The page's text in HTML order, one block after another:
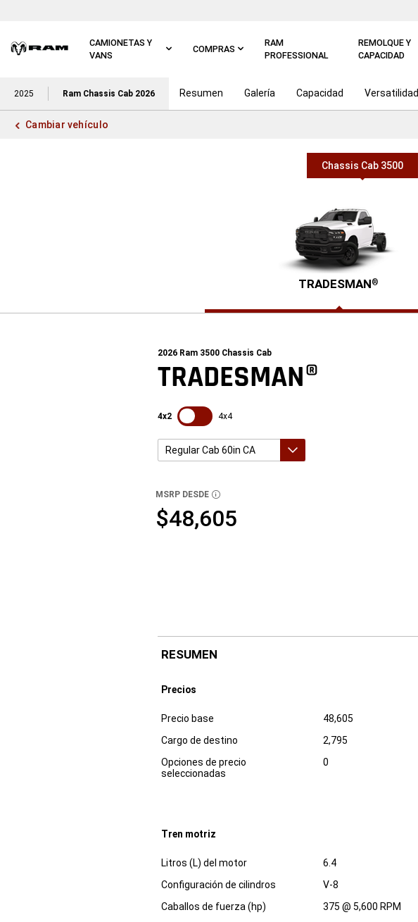
CAMIONETAS Y
VANS
COMPRAS
RAM
PROFESSIONAL
REMOLQUE Y
CAPACIDAD
2025 Ram Chassis Cab 2026 Resumen Galería Capacidad Versatilidad
Cambiar vehículo
Chassis Cab 3500
TRADESMAN®
2026 Ram 3500 Chassis Cab
TRADESMAN®
4x2 SDPToggle
4x4
Regular Cab 60in CA
Crew Cab 60in CA
Regular Cab 84in CA
Regular Cab 60in CA
MSRP DESDE DISCLOSURE
$48,605
RESUMEN
Precios
Especificaciones
Precio base
48,605
Cargo de destino
2,795
Opciones de precio
seleccionadas
0
Tren motriz
Especificaciones Dimensiones
Litros (L) del motor
6.4
Configuración de cilindros
V-8
Caballos de fuerza (hp)
375 @ 5,600 RPM